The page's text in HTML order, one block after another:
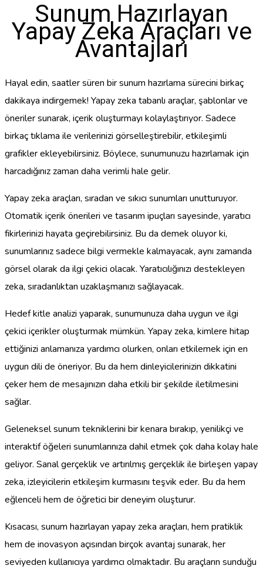
Sunum Hazırlayan
Yapay Zeka Araçları ve
Avantajları
Hayal edin, saatler süren bir sunum hazırlama sürecini birkaç
dakikaya indirgemek! Yapay zeka tabanlı araçlar, şablonlar ve
öneriler sunarak, içerik oluşturmayı kolaylaştırıyor. Sadece
birkaç tıklama ile verilerinizi görselleştirebilir, etkileşimli
grafikler ekleyebilirsiniz. Böylece, sunumunuzu hazırlamak için
harcadığınız zaman daha verimli hale gelir.
Yapay zeka araçları, sıradan ve sıkıcı sunumları unutturuyor.
Otomatik içerik önerileri ve tasarım ipuçları sayesinde, yaratıcı
fikirlerinizi hayata geçirebilirsiniz. Bu da demek oluyor ki,
sunumlarınız sadece bilgi vermekle kalmayacak, aynı zamanda
görsel olarak da ilgi çekici olacak. Yaratıcılığınızı destekleyen
zeka, sıradanlıktan uzaklaşmanızı sağlayacak.
Hedef kitle analizi yaparak, sunumunuza daha uygun ve ilgi
çekici içerikler oluşturmak mümkün. Yapay zeka, kimlere hitap
ettiğinizi anlamanıza yardımcı olurken, onları etkilemek için en
uygun dili de öneriyor. Bu da hem dinleyicilerinizin dikkatini
çeker hem de mesajınızın daha etkili bir şekilde iletilmesini
sağlar.
Geleneksel sunum tekniklerini bir kenara bırakıp, yenilikçi ve
interaktif öğeleri sunumlarınıza dahil etmek çok daha kolay hale
geliyor. Sanal gerçeklik ve artırılmış gerçeklik ile birleşen yapay
zeka, izleyicilerin etkileşim kurmasını teşvik eder. Bu da hem
eğlenceli hem de öğretici bir deneyim oluşturur.
Kısacası, sunum hazırlayan yapay zeka araçları, hem pratiklik
hem de inovasyon açısından birçok avantaj sunarak, her
seviyeden kullanıcıya yardımcı olmaktadır. Bu araçların sunduğu